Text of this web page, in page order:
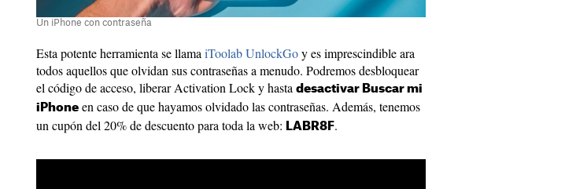
Un iPhone con contraseña
Esta potente herramienta se llama iToolab UnlockGoy es imprescindible ara
todos aquellos que olvidan sus contraseñas a menudo. Podremos desbloquear
el código de acceso, liberar Activation Lock y hasta desactivar Buscar mi
iPhone en caso de que hayamos olvidado las contraseñas. Además, tenemos
un cupón del 20% de descuento para toda la web: LABR8F.